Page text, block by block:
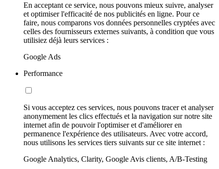
En acceptant ce service, nous pouvons mieux suivre, analyser
et optimiser l'efficacité de nos publicités en ligne. Pour ce
faire, nous comparons vos données personnelles cryptées avec
celles des fournisseurs externes suivants, à condition que vous
utilisiez déjà leurs services :
Google Ads
Performance
Si vous acceptez ces services, nous pouvons tracer et analyser
anonymement les clics effectués et la navigation sur notre site
internet afin de pouvoir l'optimiser et d'améliorer en
permanence l'expérience des utilisateurs. Avec votre accord,
nous utilisons les services tiers suivants sur ce site internet :
Google Analytics, Clarity, Google Avis clients, A/B-Testing